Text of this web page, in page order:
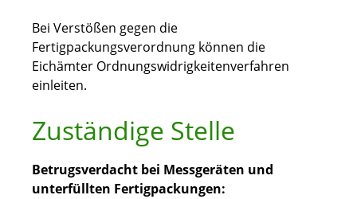
Bei Verstößen gegen die
Fertigpackungsverordnung können die
Eichämter Ordnungswidrigkeitenverfahren
einleiten.
Zuständige Stelle
Betrugsverdacht bei Messgeräten und
unterfüllten Fertigpackungen: